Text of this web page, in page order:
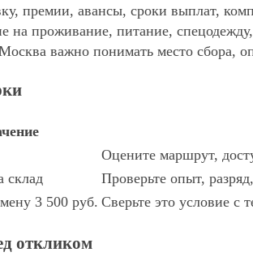
премии, авансы, сроки выплат,
на проживание, питание,
важно понимать место сбора,
Оцените маршрут,
склад
Проверьте опыт,
3 500 руб. Сверьте это условие с
откликом